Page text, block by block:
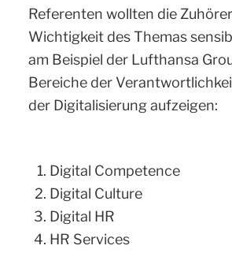
Referenten wollten die
Wichtigkeit des Themas
am Beispiel der Lufthansa
Bereiche der
der Digitalisierung aufzeigen:
Digital Competence
Digital Culture
Digital HR
HR Services